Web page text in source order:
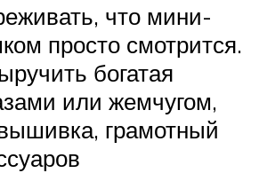
что мини-
просто смотрится.
богатая
или жемчугом,
грамотный